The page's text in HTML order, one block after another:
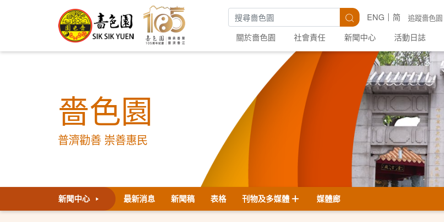
搜尋關鍵字 搜尋 追蹤嗇色園
ENG
简
關於嗇色園
社會責任 新聞中心 活動日誌
嗇色園
普濟勸善 崇善惠民
新聞中心 最新消息 新聞稿 表格 刊物及多媒體 媒體廊